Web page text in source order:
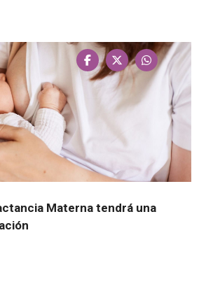
Materna tendrá una